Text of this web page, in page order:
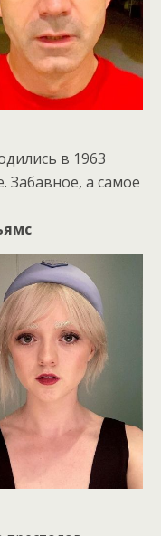
в 1963
Забавное, а самое